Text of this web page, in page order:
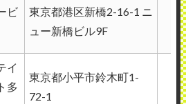
ビ
東京都港区新橋2-16-1 ニ
ュー新橋ビル9F
イ
多
東京都小平市鈴木町1-
72-1